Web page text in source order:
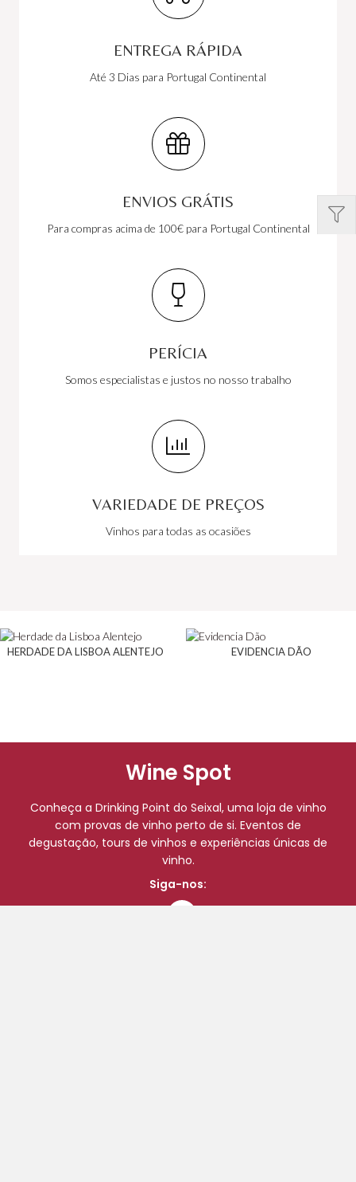
ENTREGA RÁPIDA
Até 3 Dias para Portugal Continental
ENVIOS GRÁTIS
Para compras acima de 100€ para Portugal Continental
PERÍCIA
Somos especialistas e justos no nosso trabalho
VARIEDADE DE PREÇOS
Vinhos para todas as ocasiões
HERDADE DA LISBOA ALENTEJO EVIDENCIA DÃO
Wine Spot
Conheça a Drinking Point do Seixal, uma loja de vinho
com provas de vinho perto de si. Eventos de
degustação, tours de vinhos e experiências únicas de
vinho.
Siga-nos: